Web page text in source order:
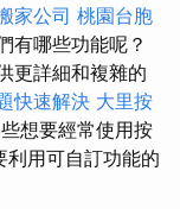
家公司 桃園台胞
有哪些功能呢？
更詳細和複雜的
快速解決 大里按
想要經常使用按
利用可自訂功能的